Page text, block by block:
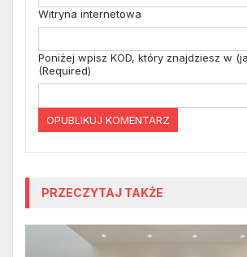
Witryna internetowa
Poniżej wpisz KOD, który znajdziesz w
(Required)
PRZECZYTAJ TAKŻE